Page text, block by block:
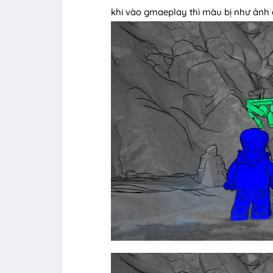
khi vào gmaeplay thì màu bị như ảnh